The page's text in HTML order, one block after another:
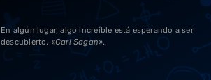
En algún lugar, algo increíble está esperando a ser
descubierto. «Carl Sagan».